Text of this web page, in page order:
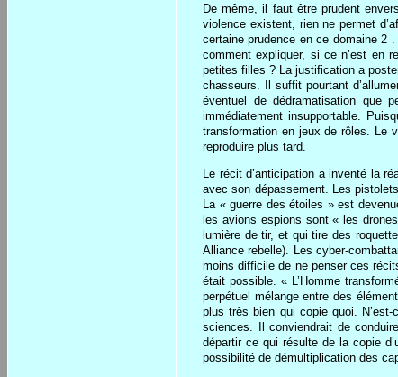
De même, il faut être prudent
violence existent, rien ne permet
certaine prudence en ce domaine 2
comment expliquer, si ce n’est en
petites filles ? La justification a
chasseurs. Il suffit pourtant
éventuel de dédramatisation que
immédiatement insupportable.
transformation en jeux de rôles. Le
reproduire plus tard.
Le récit d’anticipation a inventé la
avec son dépassement. Les
La « guerre des étoiles » est
les avions espions sont « les
lumière de tir, et qui tire des
Alliance rebelle). Les cyber-
moins difficile de ne penser ces
était possible. « L’Homme
perpétuel mélange entre des
plus très bien qui copie quoi.
sciences. Il conviendrait de
départir ce qui résulte de la copie
possibilité de démultiplication des